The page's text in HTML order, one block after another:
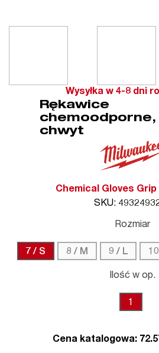
Wysyłka w 4-8 dni
Rękawice
chemoodporne,
chwyt
Chemical Gloves Grip
SKU:
Rozmiar
7 / S 8 / M 9 / L
Ilość w op.
1
Cena katalogowa: